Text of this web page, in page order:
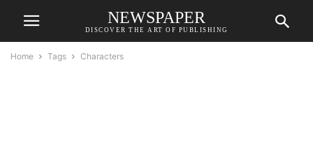
NEWSPAPER
DISCOVER THE ART OF PUBLISHING
Home Tags Characters